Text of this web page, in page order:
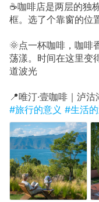
☕咖啡店是两层的独
框。选了个靠窗的位
🌞点一杯咖啡，咖啡
荡漾。时间在这里变
道波光
📍唯汀·壹咖啡｜泸
#旅行的意义 #生活